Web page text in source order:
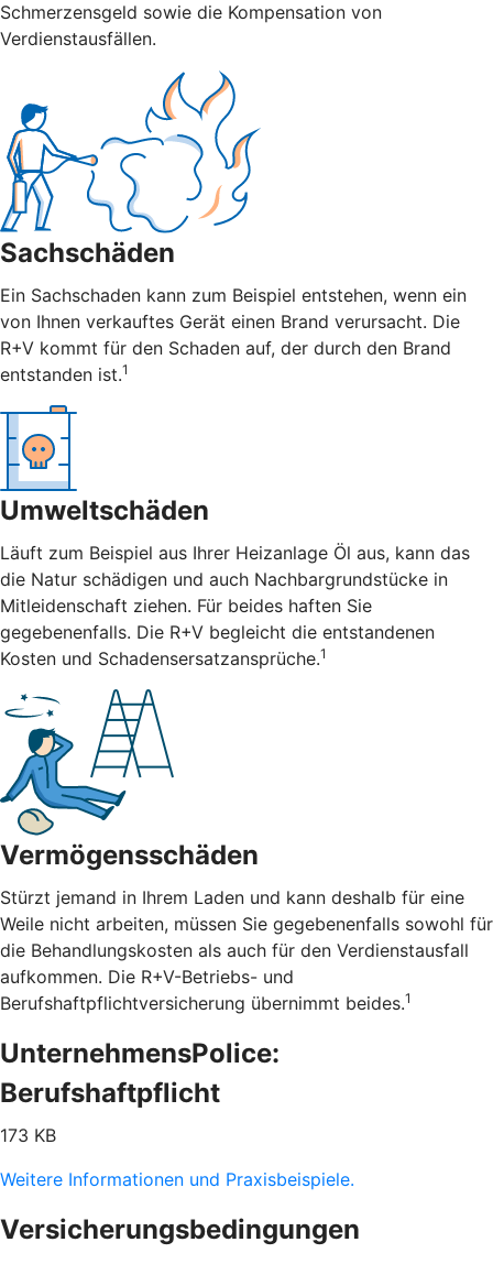
Schmerzensgeld sowie die Kompensation von
Verdienstausfällen.
Sachschäden
Ein Sachschaden kann zum Beispiel entstehen, wenn ein
von Ihnen verkauftes Gerät einen Brand verursacht. Die
R+V kommt für den Schaden auf, der durch den Brand
entstanden ist.1
Umweltschäden
Läuft zum Beispiel aus Ihrer Heizanlage Öl aus, kann das
die Natur schädigen und auch Nachbargrundstücke in
Mitleidenschaft ziehen. Für beides haften Sie
gegebenenfalls. Die R+V begleicht die entstandenen
Kosten und Schadensersatzansprüche.1
Vermögensschäden
Stürzt jemand in Ihrem Laden und kann deshalb für eine
Weile nicht arbeiten, müssen Sie gegebenenfalls sowohl für
die Behandlungskosten als auch für den Verdienstausfall
aufkommen. Die R+V-Betriebs- und
Berufshaftpflichtversicherung übernimmt beides.1
UnternehmensPolice:
Berufshaftpflicht
173 KB
Weitere Informationen und Praxisbeispiele.
Versicherungsbedingungen